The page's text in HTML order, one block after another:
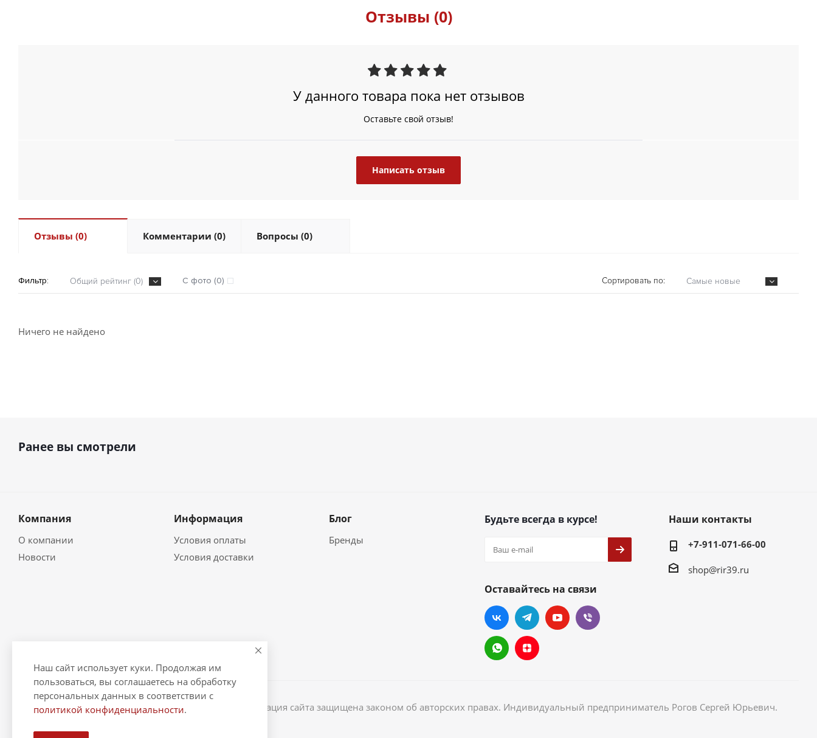
Отзывы (0)
У данного товара пока нет отзывов
Оставьте свой отзыв!
Написать отзыв
Отзывы (0) Комментарии (0) Вопросы (0)
Фильтр: Общий рейтинг (0) С фото (0) Сортировать по: Самые новые
Ничего не найдено
Ранее вы смотрели
Компания
О компании
Новости
Информация
Условия оплаты
Условия доставки
Блог
Бренды
Будьте всегда в курсе!
Оставайтесь на связи
Наши контакты
+7-911-071-66-00
shop@rir39.ru
2026 © "Рыбак и Рыбачок" - интернет-магазин Информация сайта защищена законом об авторских правах. Индивидуальный предприниматель Рогов Сергей Юрьевич.
Наш сайт использует куки. Продолжая им
пользоваться, вы соглашаетесь на обработку
персональных данных в соответствии с
политикой конфиденциальности.